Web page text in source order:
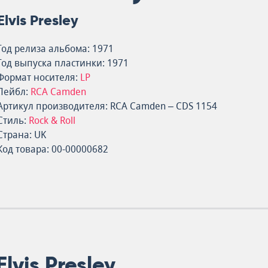
Presley
релиза альбома: 1971
выпуска пластинки: 1971
носителя: LP
RCA Camden
производителя: RCA Camden – CDS 1154
Rock & Roll
UK
товара: 00-00000682